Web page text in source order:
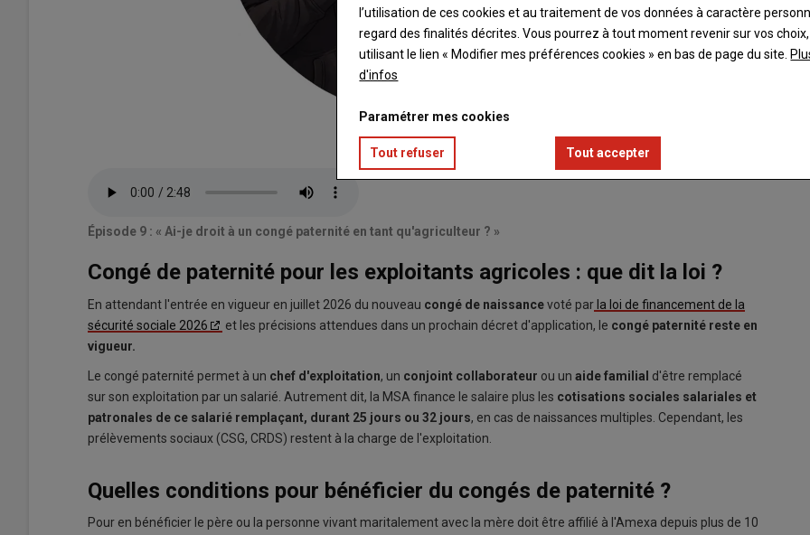
audio
Épisode 9 : « Ai-je droit à un congé paternité en tant qu'agriculteur ? »
Congé de paternité pour les exploitants agricoles : que dit la loi ?
En attendant l'entrée en vigueur en juillet 2026 du nouveau congé de naissancevoté par la loi de financement de la
sécurité sociale 2026
et les précisions attendues dans un prochain décret d'application, le congé paternité reste en
vigueur.
Le congé paternité permet à un chef d'exploitation, un conjoint collaborateur ou un aide familial d'être remplacé
sur son exploitation par un salarié. Autrement dit, la MSA finance le salaire plus les cotisations sociales salariales et
patronales de ce salarié remplaçant, durant 25 jours ou 32 jours, en cas de naissances multiples. Cependant, les
prélèvements sociaux (CSG, CRDS) restent à la charge de l'exploitation.
Quelles conditions pour bénéficier du congés de paternité ?
Pour en bénéficier le père ou la personne vivant maritalement avec la mère doit être affilié à l'Amexa depuis plus de 10
l’utilisation de ces cookies et au traitement de vos données à caractère
regard des finalités décrites. Vous pourrez à tout moment revenir sur vos
utilisant le lien « Modifier mes préférences cookies » en bas de page du site.
d'infos
Paramétrer mes cookies
Tout refuser Tout accepter